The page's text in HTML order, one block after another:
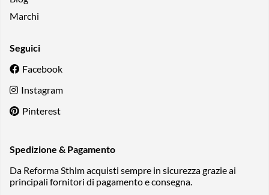
Marchi
Seguici
Facebook
Instagram
Pinterest
Spedizione & Pagamento
Da Reforma Sthlm acquisti sempre in sicurezza grazie ai
principali fornitori di pagamento e consegna.